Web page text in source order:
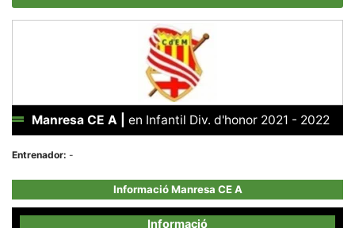
Manresa CE A en Infantil Div. d'honor 2021 - 2022
Entrenador: -
Informació Manresa CE A
Informació